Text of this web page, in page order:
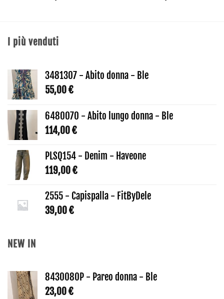
I più venduti
3481307 - Abito donna - Ble
55,00€
6480070 - Abito lungo donna - Ble
114,00€
PLSQ154 - Denim - Haveone
119,00€
2555 - Capispalla - FitByDele
39,00€
NEW IN
8430080P - Pareo donna - Ble
23,00€